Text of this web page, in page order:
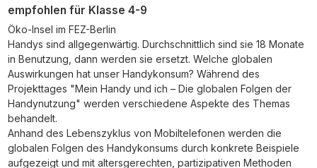
empfohlen für Klasse 4-9
Öko-Insel im FEZ-Berlin
Handys sind allgegenwärtig. Durchschnittlich sind sie 18 Monate
in Benutzung, dann werden sie ersetzt. Welche globalen
Auswirkungen hat unser Handykonsum? Während des
Projekttages "Mein Handy und ich – Die globalen Folgen der
Handynutzung" werden verschiedene Aspekte des Themas
behandelt.
Anhand des Lebenszyklus von Mobiltelefonen werden die
globalen Folgen des Handykonsums durch konkrete Beispiele
aufgezeigt und mit altersgerechten, partizipativen Methoden